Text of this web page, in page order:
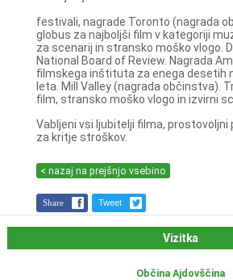
festivali, nagrade Toronto (nagrada
globus za najboljši film v kategoriji
za scenarij in stransko moško vlogo.
National Board of Review. Nagrada
filmskega inštituta za enega desetih
leta. Mill Valley (nagrada občinstva).
film, stransko moško vlogo in izvirni
Vabljeni vsi ljubitelji filma, prostovoljni
za kritje stroškov.
< nazaj na prejšnjo vsebino
Share Tweet
Vizitka
Občina Ajdovščina